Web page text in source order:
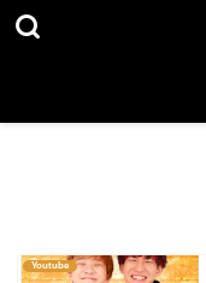
Youtube